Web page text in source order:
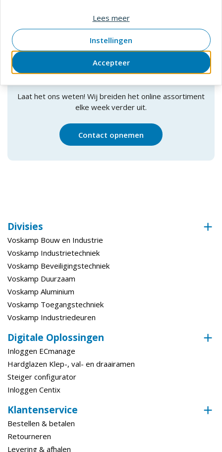
1
1-3van3 producten
Product niet gevonden?
Laat het ons weten! Wij breiden het online assortiment
elke week verder uit.
Contact opnemen
Divisies
Voskamp Bouw en Industrie
Voskamp Industrietechniek
Voskamp Beveiligingstechniek
Voskamp Duurzaam
Voskamp Aluminium
Voskamp Toegangstechniek
Voskamp Industriedeuren
Digitale Oplossingen
Inloggen ECmanage
Hardglazen Klep-, val- en draairamen
Steiger configurator
Inloggen Centix
Klantenservice
Bestellen & betalen
Retourneren
Levering & afhalen
Accepteer
Instellingen
Lees meer